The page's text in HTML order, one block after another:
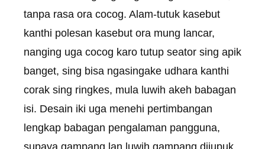
tanpa rasa ora cocog. Alam-tutuk kasebut
kanthi polesan kasebut ora mung lancar,
nanging uga cocog karo tutup seator sing apik
banget, sing bisa ngasingake udhara kanthi
corak sing ringkes, mula luwih akeh babagan
isi. Desain iki uga menehi pertimbangan
lengkap babagan pengalaman pangguna,
supaya gampang lan luwih gampang dijupuk